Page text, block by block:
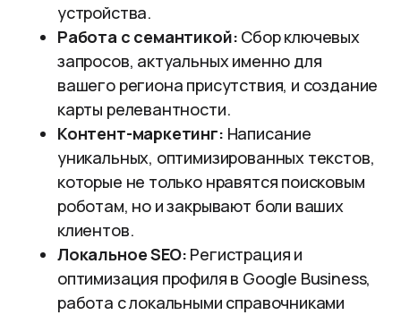
устройства.
Работа с семантикой: Сбор ключевых
запросов, актуальных именно для
вашего региона присутствия, и создание
карты релевантности.
Контент-маркетинг: Написание
уникальных, оптимизированных текстов,
которые не только нравятся поисковым
роботам, но и закрывают боли ваших
клиентов.
Локальное SEO: Регистрация и
оптимизация профиля в Google Business,
работа с локальными справочниками